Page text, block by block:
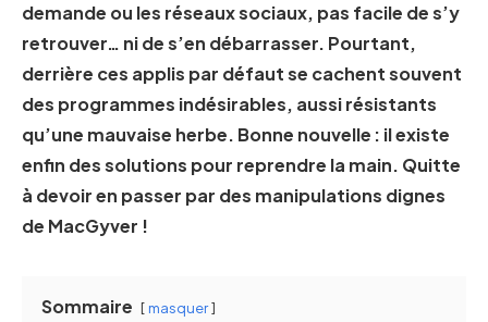
demande ou les réseaux sociaux, pas facile de s’y
retrouver… ni de s’en débarrasser. Pourtant,
derrière ces applis par défaut se cachent souvent
des programmes indésirables, aussi résistants
qu’une mauvaise herbe. Bonne nouvelle : il existe
enfin des solutions pour reprendre la main. Quitte
à devoir en passer par des manipulations dignes
de MacGyver !
Sommaire masquer